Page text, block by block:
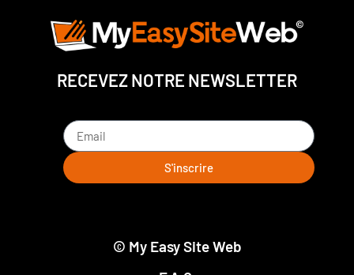
RECEVEZ NOTRE NEWSLETTER
S'inscrire
© My Easy Site Web